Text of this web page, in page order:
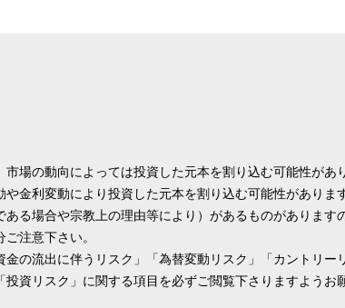
場の動向によっては投資した元本を割り込む可能性があ
金利変動により投資した元本を割り込む可能性がありま
る場合や宗教上の理由等により）があるものがあります
注意下さい。
の流出に伴うリスク」「為替変動リスク」「カントリ
資リスク」に関する項目を必ずご閲覧下さりますようお